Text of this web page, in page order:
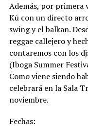
Además, por primera
Kú con un directo
swing y el balkan.
reggae callejero y
contaremos con los
(Iboga Summer
Como viene siendo
celebrará en la Sala
noviembre.
Fechas: